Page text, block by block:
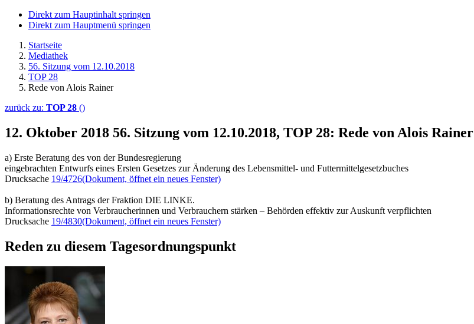
Direkt zum Hauptinhalt springen
Direkt zum Hauptmenü springen
Startseite
Mediathek
56. Sitzung vom 12.10.2018
TOP 28
Rede von Alois Rainer
zurück zu: TOP 28 ()
12. Oktober 2018 56. Sitzung vom 12.10.2018, TOP 28: Rede von Alois Rainer
a) Erste Beratung des von der Bundesregierung
eingebrachten Entwurfs eines Ersten Gesetzes zur Änderung des Lebensmittel- und Futtermittelgesetzbuches
Drucksache 19/4726(Dokument, öffnet ein neues Fenster)
b) Beratung des Antrags der Fraktion DIE LINKE.
Informationsrechte von Verbraucherinnen und Verbrauchern stärken – Behörden effektiv zur Auskunft verpflichten
Drucksache 19/4830(Dokument, öffnet ein neues Fenster)
Reden zu diesem Tagesordnungspunkt